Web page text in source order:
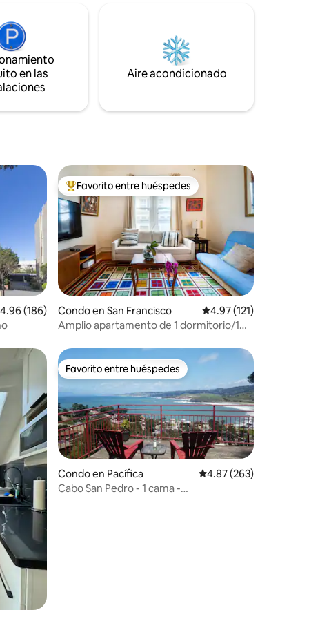
BART
del
tu
del Civic Center(>30 minutos🚘 con
tráfico o 20 minutos🚘 sin tráfico). - A 11
millas de Fisherman's Wharf(>35 minutos
en las
Aire acondicionado
promedio: 4.96 de 5, 186 reseñas
4.96 (186)
Favorito entre huéspedes preferido
Favorito entre huéspedes
Condo en San Francisco Calificación promedio:
4.97 (121)
Amplio apartamento de 1 dormitorio/1
limpieza)
Favorito entre huéspedes
Favorito entre huéspedes
Condo en Pacífica Calificación promedio:
4.87 (263)
Cabo San Pedro - 1 cama -